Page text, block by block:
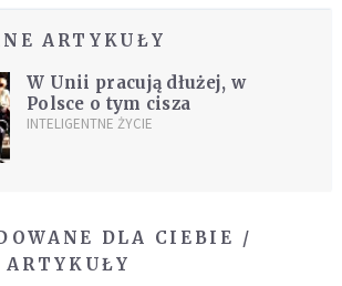
ARTYKUŁY
W Unii pracują dłużej, w
Polsce o tym cisza
INTELIGENTNE ŻYCIE
DLA CIEBIE /
ARTYKUŁY